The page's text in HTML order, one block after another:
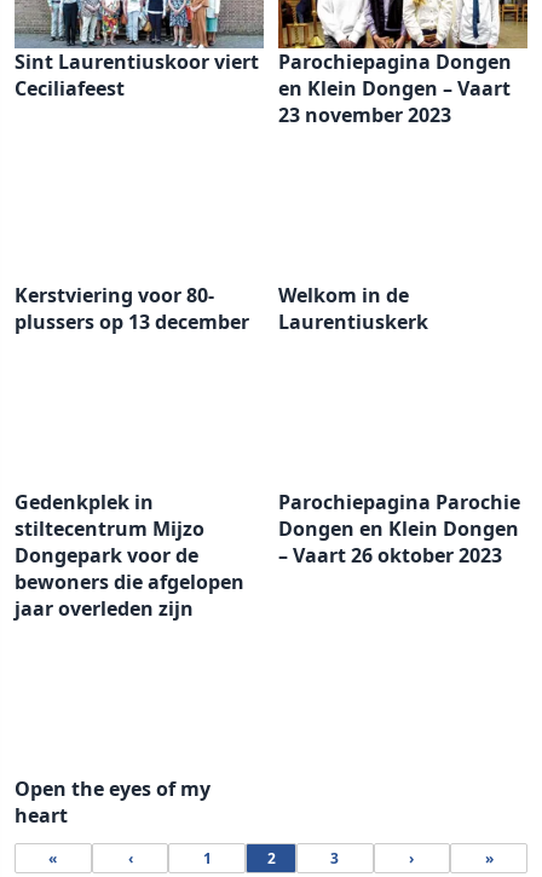
Sint Laurentiuskoor viert
Ceciliafeest
Parochiepagina Dongen
en Klein Dongen – Vaart
23 november 2023
Kerstviering voor 80-
plussers op 13 december
Welkom in de
Laurentiuskerk
Gedenkplek in
stiltecentrum Mijzo
Dongepark voor de
bewoners die afgelopen
jaar overleden zijn
Parochiepagina Parochie
Dongen en Klein Dongen
– Vaart 26 oktober 2023
Open the eyes of my
heart
« ‹ 1 2 3 › »